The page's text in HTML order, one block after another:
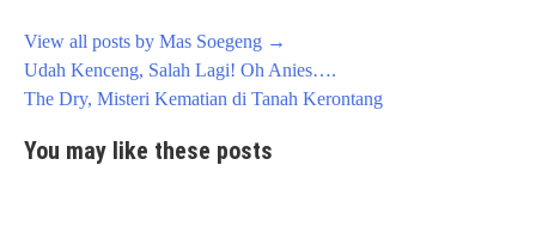
View all posts by Mas Soegeng →
Post
navigation
Udah Kenceng, Salah Lagi! Oh Anies….
The Dry, Misteri Kematian di Tanah Kerontang
You may like these posts